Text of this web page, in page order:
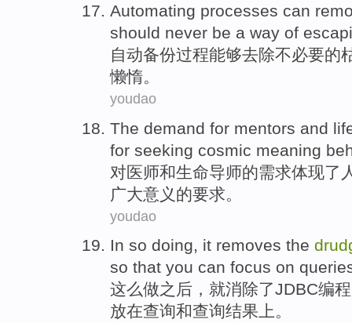
Automating processes can
should never be a way of
自动备份过程能够去除不必要的
懒惰。
youdao
The demand for mentors and
for seeking cosmic meaning
对医师和生命导师的需求体现了
广大意义 的要求。
youdao
In so doing, it removes the
so that you can focus on
这么做之后 ， 就消除了JDBC编程
放在查询和查询结果上。